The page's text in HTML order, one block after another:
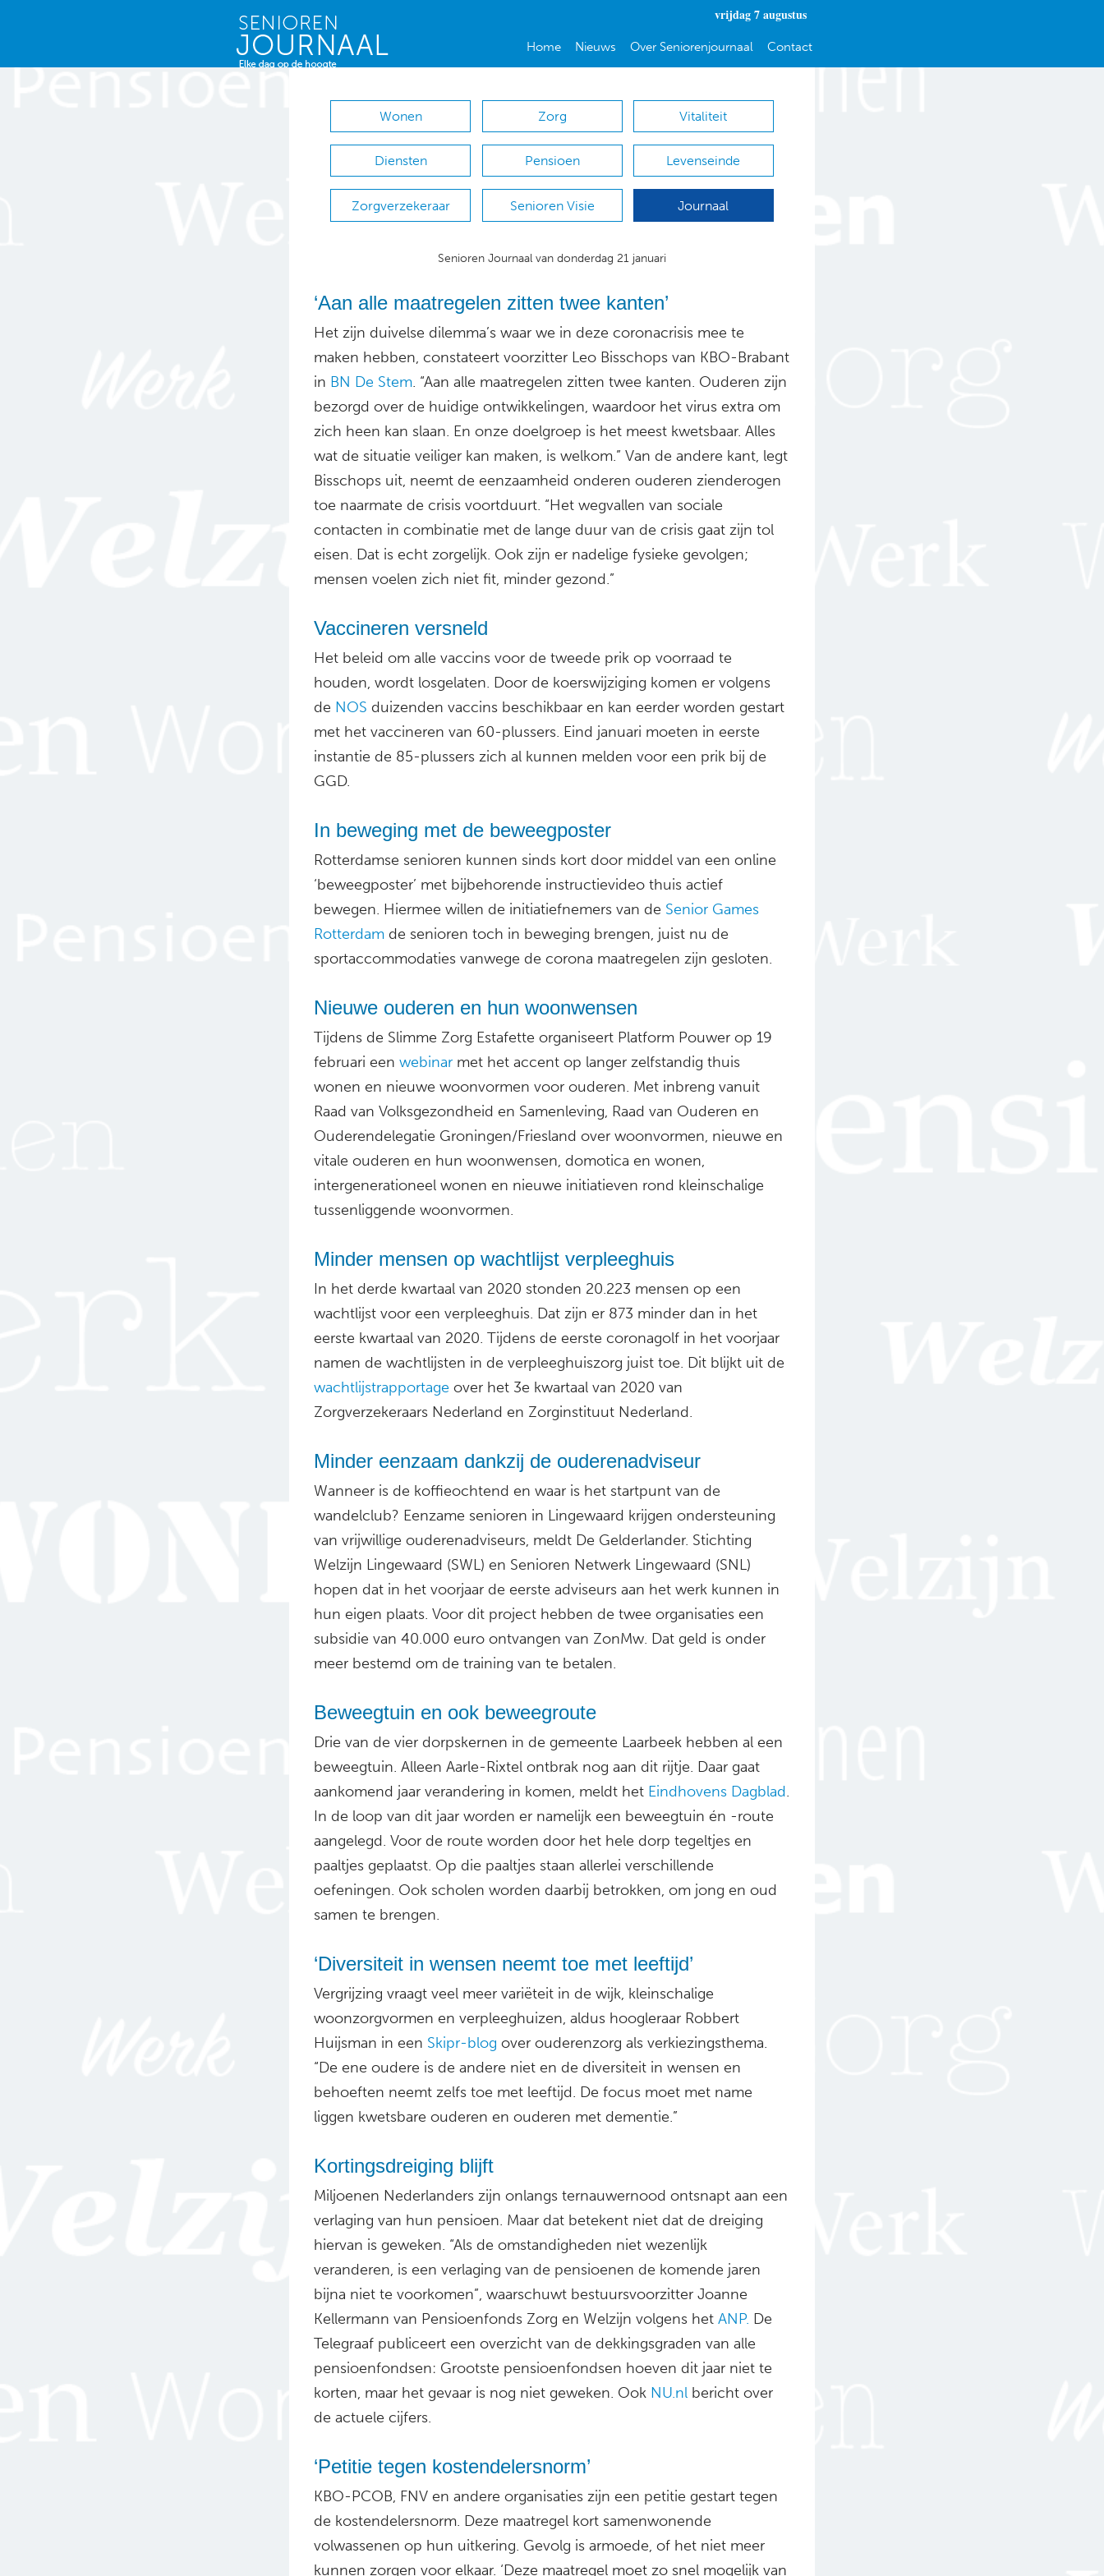
vrijdag 7 augustus
Home Nieuws Over Seniorenjournaal Contact
Wonen Zorg Vitaliteit
Diensten Pensioen Levenseinde
Zorgverzekeraar Senioren Visie Journaal
Senioren Journaal van donderdag 21 januari
‘Aan alle maatregelen zitten twee kanten’
Het zijn duivelse dilemma’s waar we in deze coronacrisis mee te
maken hebben, constateert voorzitter Leo Bisschops van KBO-Brabant
in BN De Stem. “Aan alle maatregelen zitten twee kanten. Ouderen zijn
bezorgd over de huidige ontwikkelingen, waardoor het virus extra om
zich heen kan slaan. En onze doelgroep is het meest kwetsbaar. Alles
wat de situatie veiliger kan maken, is welkom.” Van de andere kant, legt
Bisschops uit, neemt de eenzaamheid onderen ouderen zienderogen
toe naarmate de crisis voortduurt. “Het wegvallen van sociale
contacten in combinatie met de lange duur van de crisis gaat zijn tol
eisen. Dat is echt zorgelijk. Ook zijn er nadelige fysieke gevolgen;
mensen voelen zich niet fit, minder gezond.”
Vaccineren versneld
Het beleid om alle vaccins voor de tweede prik op voorraad te
houden, wordt losgelaten. Door de koerswijziging komen er volgens
de NOS duizenden vaccins beschikbaar en kan eerder worden gestart
met het vaccineren van 60-plussers. Eind januari moeten in eerste
instantie de 85-plussers zich al kunnen melden voor een prik bij de
GGD.
In beweging met de beweegposter
Rotterdamse senioren kunnen sinds kort door middel van een online
‘beweegposter’ met bijbehorende instructievideo thuis actief
bewegen. Hiermee willen de initiatiefnemers van de Senior Games
Rotterdam de senioren toch in beweging brengen, juist nu de
sportaccommodaties vanwege de corona maatregelen zijn gesloten.
Nieuwe ouderen en hun woonwensen
Tijdens de Slimme Zorg Estafette organiseert Platform Pouwer op 19
februari een webinar met het accent op langer zelfstandig thuis
wonen en nieuwe woonvormen voor ouderen. Met inbreng vanuit
Raad van Volksgezondheid en Samenleving, Raad van Ouderen en
Ouderendelegatie Groningen/Friesland over woonvormen, nieuwe en
vitale ouderen en hun woonwensen, domotica en wonen,
intergenerationeel wonen en nieuwe initiatieven rond kleinschalige
tussenliggende woonvormen.
Minder mensen op wachtlijst verpleeghuis
In het derde kwartaal van 2020 stonden 20.223 mensen op een
wachtlijst voor een verpleeghuis. Dat zijn er 873 minder dan in het
eerste kwartaal van 2020. Tijdens de eerste coronagolf in het voorjaar
namen de wachtlijsten in de verpleeghuiszorg juist toe. Dit blijkt uit de
wachtlijstrapportage over het 3e kwartaal van 2020 van
Zorgverzekeraars Nederland en Zorginstituut Nederland.
Minder eenzaam dankzij de ouderenadviseur
Wanneer is de koffieochtend en waar is het startpunt van de
wandelclub? Eenzame senioren in Lingewaard krijgen ondersteuning
van vrijwillige ouderenadviseurs, meldt De Gelderlander. Stichting
Welzijn Lingewaard (SWL) en Senioren Netwerk Lingewaard (SNL)
hopen dat in het voorjaar de eerste adviseurs aan het werk kunnen in
hun eigen plaats. Voor dit project hebben de twee organisaties een
subsidie van 40.000 euro ontvangen van ZonMw. Dat geld is onder
meer bestemd om de training van te betalen.
Beweegtuin en ook beweegroute
Drie van de vier dorpskernen in de gemeente Laarbeek hebben al een
beweegtuin. Alleen Aarle-Rixtel ontbrak nog aan dit rijtje. Daar gaat
aankomend jaar verandering in komen, meldt het Eindhovens Dagblad.
In de loop van dit jaar worden er namelijk een beweegtuin én -route
aangelegd. Voor de route worden door het hele dorp tegeltjes en
paaltjes geplaatst. Op die paaltjes staan allerlei verschillende
oefeningen. Ook scholen worden daarbij betrokken, om jong en oud
samen te brengen.
‘Diversiteit in wensen neemt toe met leeftijd’
Vergrijzing vraagt veel meer variëteit in de wijk, kleinschalige
woonzorgvormen en verpleeghuizen, aldus hoogleraar Robbert
Huijsman in een Skipr-blog over ouderenzorg als verkiezingsthema.
“De ene oudere is de andere niet en de diversiteit in wensen en
behoeften neemt zelfs toe met leeftijd. De focus moet met name
liggen kwetsbare ouderen en ouderen met dementie.”
Kortingsdreiging blijft
Miljoenen Nederlanders zijn onlangs ternauwernood ontsnapt aan een
verlaging van hun pensioen. Maar dat betekent niet dat de dreiging
hiervan is geweken. “Als de omstandigheden niet wezenlijk
veranderen, is een verlaging van de pensioenen de komende jaren
bijna niet te voorkomen”, waarschuwt bestuursvoorzitter Joanne
Kellermann van Pensioenfonds Zorg en Welzijn volgens het ANP. De
Telegraaf publiceert een overzicht van de dekkingsgraden van alle
pensioenfondsen: Grootste pensioenfondsen hoeven dit jaar niet te
korten, maar het gevaar is nog niet geweken. Ook NU.nl bericht over
de actuele cijfers.
‘Petitie tegen kostendelersnorm’
KBO-PCOB, FNV en andere organisaties zijn een petitie gestart tegen
de kostendelersnorm. Deze maatregel kort samenwonende
volwassenen op hun uitkering. Gevolg is armoede, of het niet meer
kunnen zorgen voor elkaar. ‘Deze maatregel moet zo snel mogelijk van